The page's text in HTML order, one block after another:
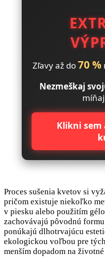
Zľavy až do70 %
Nezmeškaj
Klikni sem
Proces sušenia kvetov si
pričom existuje niekoľko
v piesku alebo použitím
zachovávajú pôvodnú
ponúkajú dlhotrvajúcu
ekologickou voľbou pre
menším dopadom na